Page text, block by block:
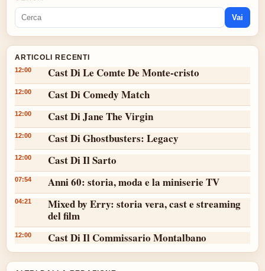
Vai
ARTICOLI RECENTI
12:00 Cast Di Le Comte De Monte-cristo
12:00 Cast Di Comedy Match
12:00 Cast Di Jane The Virgin
12:00 Cast Di Ghostbusters: Legacy
12:00 Cast Di Il Sarto
07:54 Anni 60: storia, moda e la miniserie TV
04:21
Mixed by Erry: storia vera, cast e streaming
del film
12:00 Cast Di Il Commissario Montalbano